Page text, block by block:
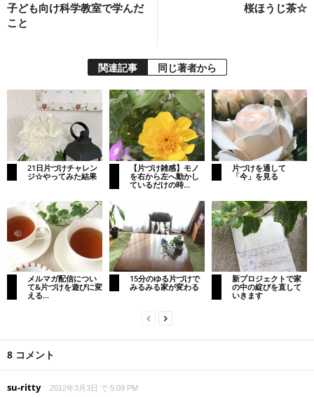
子ども向け科学教室で学んだ
こと
桜ほうじ茶☆
関連記事 同じ著者から
21日片づけチャレン
ジ☆やってみた結果
【片づけ雑感】モノ
を右から左へ動かし
ているだけの時...
片づけを通して
「今」を見る
メルマガ配信につい
て&片づけを遊びに変
える...
15分のゆる片づけで
みるみる家が変わる
新プロジェクトで家
の中の綻びを直して
いきます
8 コメント
su-ritty 2012年3月3日 で 5:09 PM